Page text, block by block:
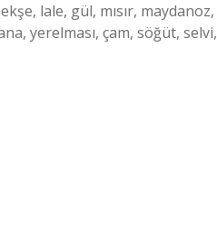
lale, gül, mısır, maydanoz,
yerelması, çam, söğüt, selvi,